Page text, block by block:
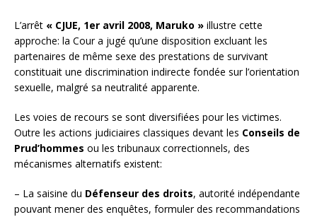
L’arrêt « CJUE, 1er avril 2008, Maruko » illustre cette
approche: la Cour a jugé qu’une disposition excluant les
partenaires de même sexe des prestations de survivant
constituait une discrimination indirecte fondée sur l’orientation
sexuelle, malgré sa neutralité apparente.
Les voies de recours se sont diversifiées pour les victimes.
Outre les actions judiciaires classiques devant les Conseils de
Prud’hommes ou les tribunaux correctionnels, des
mécanismes alternatifs existent:
– La saisine du Défenseur des droits, autorité indépendante
pouvant mener des enquêtes, formuler des recommandations